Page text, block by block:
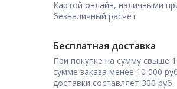
Картой онлайн, наличными
безналичный расчет
Бесплатная доставка
При покупке на сумму свыше
сумме заказа менее 10 000
доставки составляет 300 руб.